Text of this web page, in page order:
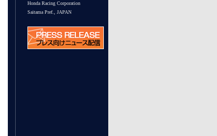
Honda Racing Corporation
Saitama Pref., JAPAN